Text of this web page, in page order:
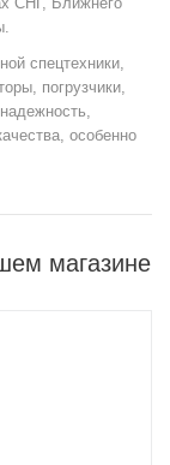
спецтехники,
погрузчики,
особенно
магазине